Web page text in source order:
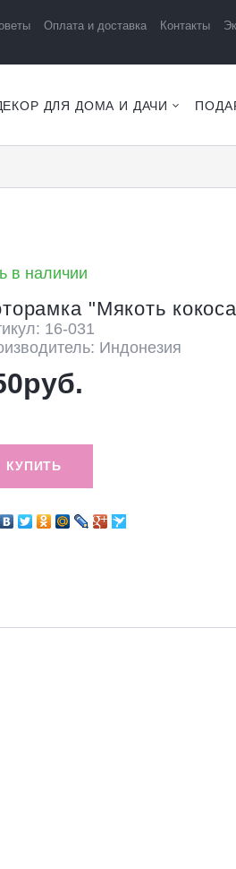
Оплата и доставка Контакты
ДЛЯ ДОМА И ДАЧИ
в наличии
"Мякоть
16-031
Индонезия
КУПИТЬ